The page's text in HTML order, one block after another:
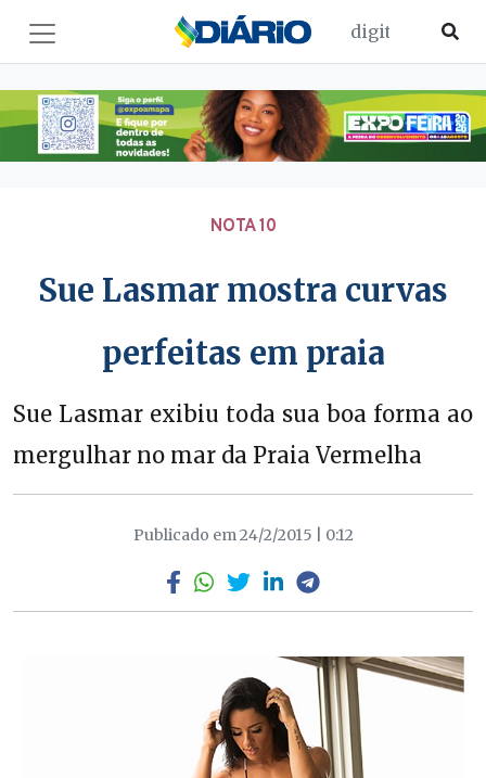
NOTA 10
Sue Lasmar mostra curvas
perfeitas em praia
Sue Lasmar exibiu toda sua boa forma ao
mergulhar no mar da Praia Vermelha
Publicado em 24/2/2015 | 0:12